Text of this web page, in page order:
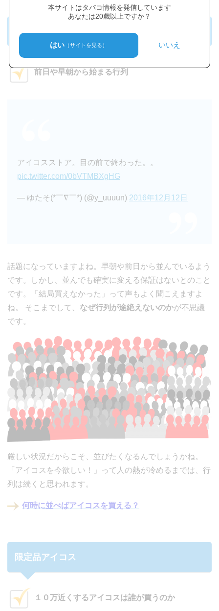
本サイトはタバコ情報を発信しています
あなたは20歳以上ですか？
はい （サイトを見る） いいえ
アイコスストアの行列
前日や早朝から始まる行列
アイコスストア。目の前で終わった。。
pic.twitter.com/0bVTMBXgHG
— ゆたそ(*￣∇￣*) (@y_uuuun) 2016年12月12日
話題になっていますよね。早朝や前日から並んでいるよう
です。しかし、並んでも確実に変える保証はないとのこと
です。「結局買えなかった」って声もよく聞こえますよ
ね。 そこまでして、 なぜ行列が途絶えないのかが不思議
です。
厳しい状況だからこそ、並びたくなるんでしょうかね。
「アイコスを今欲しい！」って人の熱が冷めるまでは、行
列は続くと思われます。
何時に並べばアイコスを買える？
限定品アイコス
１０万近くするアイコスは誰が買うのか